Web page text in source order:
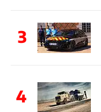
3
4